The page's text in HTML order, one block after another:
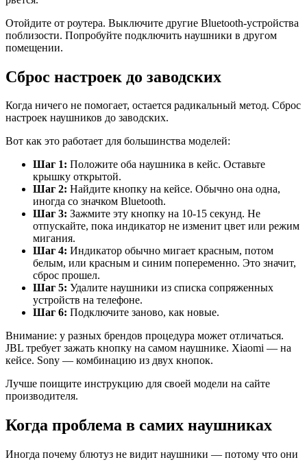
Отойдите от роутера. Выключите другие Bluetooth-устройства
поблизости. Попробуйте подключить наушники в другом
помещении.
Сброс настроек до заводских
Когда ничего не помогает, остается радикальный метод. Сброс
настроек наушников до заводских.
Вот как это работает для большинства моделей:
Шаг 1: Положите оба наушника в кейс. Оставьте
крышку открытой.
Шаг 2: Найдите кнопку на кейсе. Обычно она одна,
иногда со значком Bluetooth.
Шаг 3: Зажмите эту кнопку на 10-15 секунд. Не
отпускайте, пока индикатор не изменит цвет или режим
мигания.
Шаг 4: Индикатор обычно мигает красным, потом
белым, или красным и синим попеременно. Это значит,
сброс прошел.
Шаг 5: Удалите наушники из списка сопряженных
устройств на телефоне.
Шаг 6: Подключите заново, как новые.
Внимание: у разных брендов процедура может отличаться.
JBL требует зажать кнопку на самом наушнике. Xiaomi — на
кейсе. Sony — комбинацию из двух кнопок.
Лучше поищите инструкцию для своей модели на сайте
производителя.
Когда проблема в самих наушниках
Иногда почему блютуз не видит наушники — потому что они